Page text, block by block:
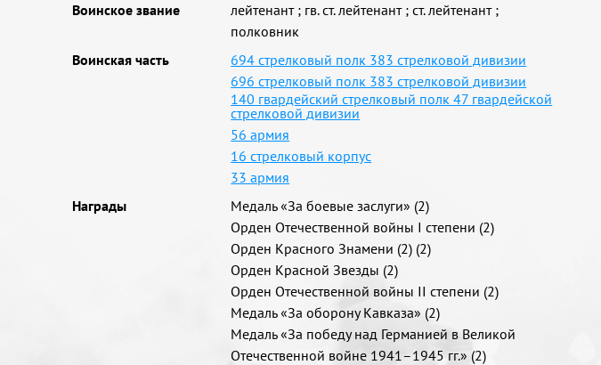
Воинское звание
лейтенант; гв. ст. лейтенант;ст. лейтенант;
полковник
Воинская часть
694 стрелковый полк 383 стрелковой дивизии
696 стрелковый полк 383 стрелковой дивизии
140 гвардейский стрелковый полк 47 гвардейской
стрелковой дивизии
56 армия
16 стрелковый корпус
33 армия
Награды
Медаль «За боевые заслуги» (2)
Орден Отечественной войны I степени (2)
Орден Красного Знамени (2) (2)
Орден Красной Звезды (2)
Орден Отечественной войны II степени (2)
Медаль «За оборону Кавказа» (2)
Медаль «За победу над Германией в Великой
Отечественной войне 1941–1945 гг.» (2)